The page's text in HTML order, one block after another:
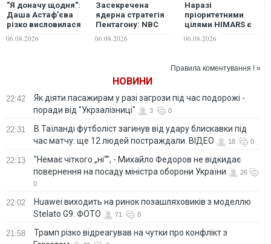
"Я доначу щодня":
Даша Астаф'єва
різко висловилася
про зірок, які
забули про війну
06.08.2026
Засекречена
ядерна стратегія
Пентагону: NBC
дізналося
можливий
06.08.2026
Наразі
пріоритетними
цілями HIMARS є
далекобійні
гармати росіян, -
06.08.2026
Правила коментування ! »
НОВИНИ
22:42
Як діяти пасажирам у разі загрози під час подорожі -
поради від "Укрзалізниці"
3 0
22:31
В Таїланді футболіст загинув від удару блискавки під
час матчу: ще 12 людей постраждали. ВІДЕО
18 0
22:13
"Немає чіткого „ні“", - Михайло Федоров не відкидає
повернення на посаду міністра оборони України
26
0
22:02
Huawei виходить на ринок позашляховиків з моделлю
Stelato G9. ФОТО
71 0
21:58
Трамп різко відреагував на чутки про конфлікт з